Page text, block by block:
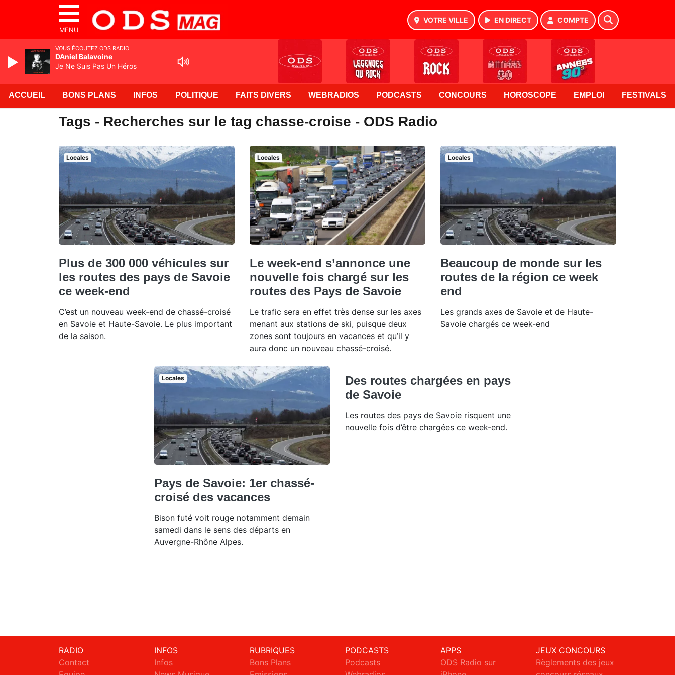
MENU
VOTRE VILLE EN DIRECT COMPTE
ACCUEIL BONS PLANS INFOS POLITIQUE FAITS DIVERS WEBRADIOS PODCASTS CONCOURS HOROSCOPE EMPLOI FESTIVALS
Tags - Recherches sur le tag chasse-croise - ODS Radio
Locales
Plus de 300 000 véhicules sur
les routes des pays de Savoie
ce week-end
C’est un nouveau week-end de chassé-croisé
en Savoie et Haute-Savoie. Le plus important
de la saison.
Locales
Le week-end s’annonce une
nouvelle fois chargé sur les
routes des Pays de Savoie
Le trafic sera en effet très dense sur les axes
menant aux stations de ski, puisque deux
zones sont toujours en vacances et qu’il y
aura donc un nouveau chassé-croisé.
Locales
Beaucoup de monde sur les
routes de la région ce week
end
Les grands axes de Savoie et de Haute-
Savoie chargés ce week-end
Locales
Pays de Savoie: 1er chassé-
croisé des vacances
Bison futé voit rouge notamment demain
samedi dans le sens des départs en
Auvergne-Rhône Alpes.
Des routes chargées en pays
de Savoie
Les routes des pays de Savoie risquent une
nouvelle fois d’être chargées ce week-end.
RADIO
Contact
INFOS
Infos
RUBRIQUES
Bons Plans
PODCASTS
Podcasts
APPS
ODS Radio sur
JEUX CONCOURS
Règlements des jeux
VOUS ÉCOUTEZ ODS RADIO
DAniel Balavoine
Je Ne Suis Pas Un Héros